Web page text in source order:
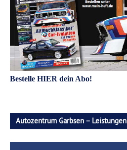
Bestelle HIER dein Abo!
Autozentrum Garbsen – Leistungen